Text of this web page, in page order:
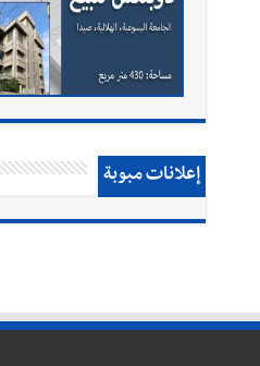
إعلانات مبوبة